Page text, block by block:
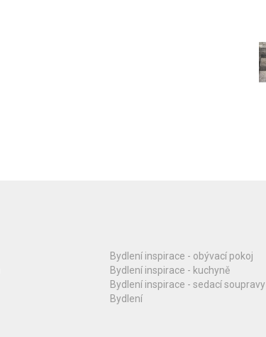
Bydlení inspirace - obývací pokoj
Bydlení inspirace - kuchyně
Bydlení inspirace - sedací soupravy
Bydlení